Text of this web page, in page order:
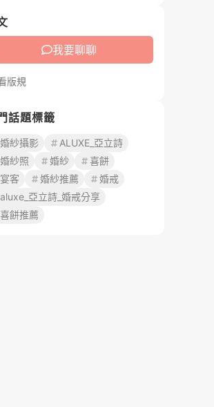
我要聊聊
版規
話題標籤
婚紗攝影
ALUXE_亞立詩
婚紗照
婚紗
喜餅
宴客
婚紗推薦
婚戒
aluxe_亞立詩_婚戒分享
喜餅推薦